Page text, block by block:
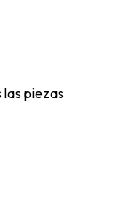
las piezas